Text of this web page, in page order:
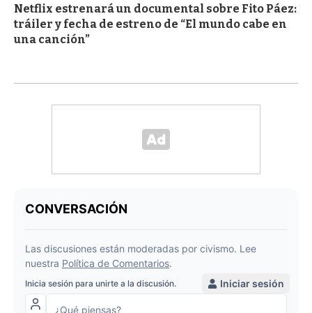
Netflix estrenará un documental sobre Fito Páez:
tráiler y fecha de estreno de “El mundo cabe en
una canción”